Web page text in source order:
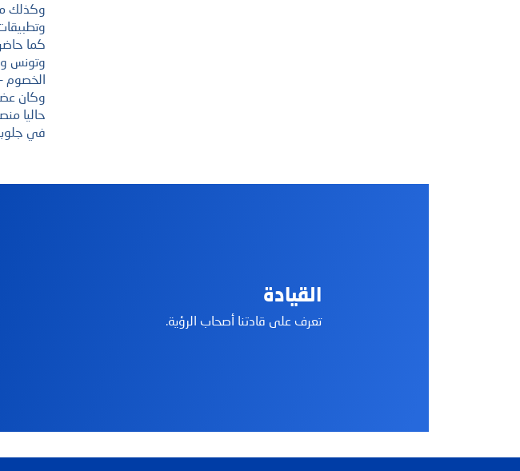
وكذلك
كما
وتونس
الخصوم - ALM.
وكان
حاليا
في
القيادة
تعرف على قادتنا أصحاب الرؤية.